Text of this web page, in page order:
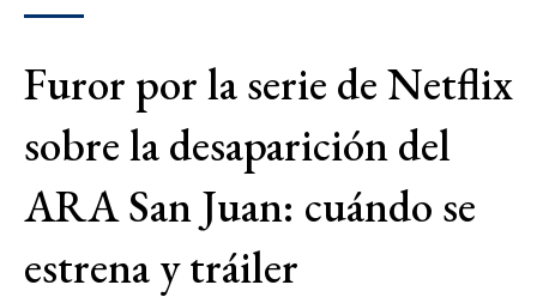
Furor por la serie de Netflix
sobre la desaparición del
ARA San Juan: cuándo se
estrena y tráiler